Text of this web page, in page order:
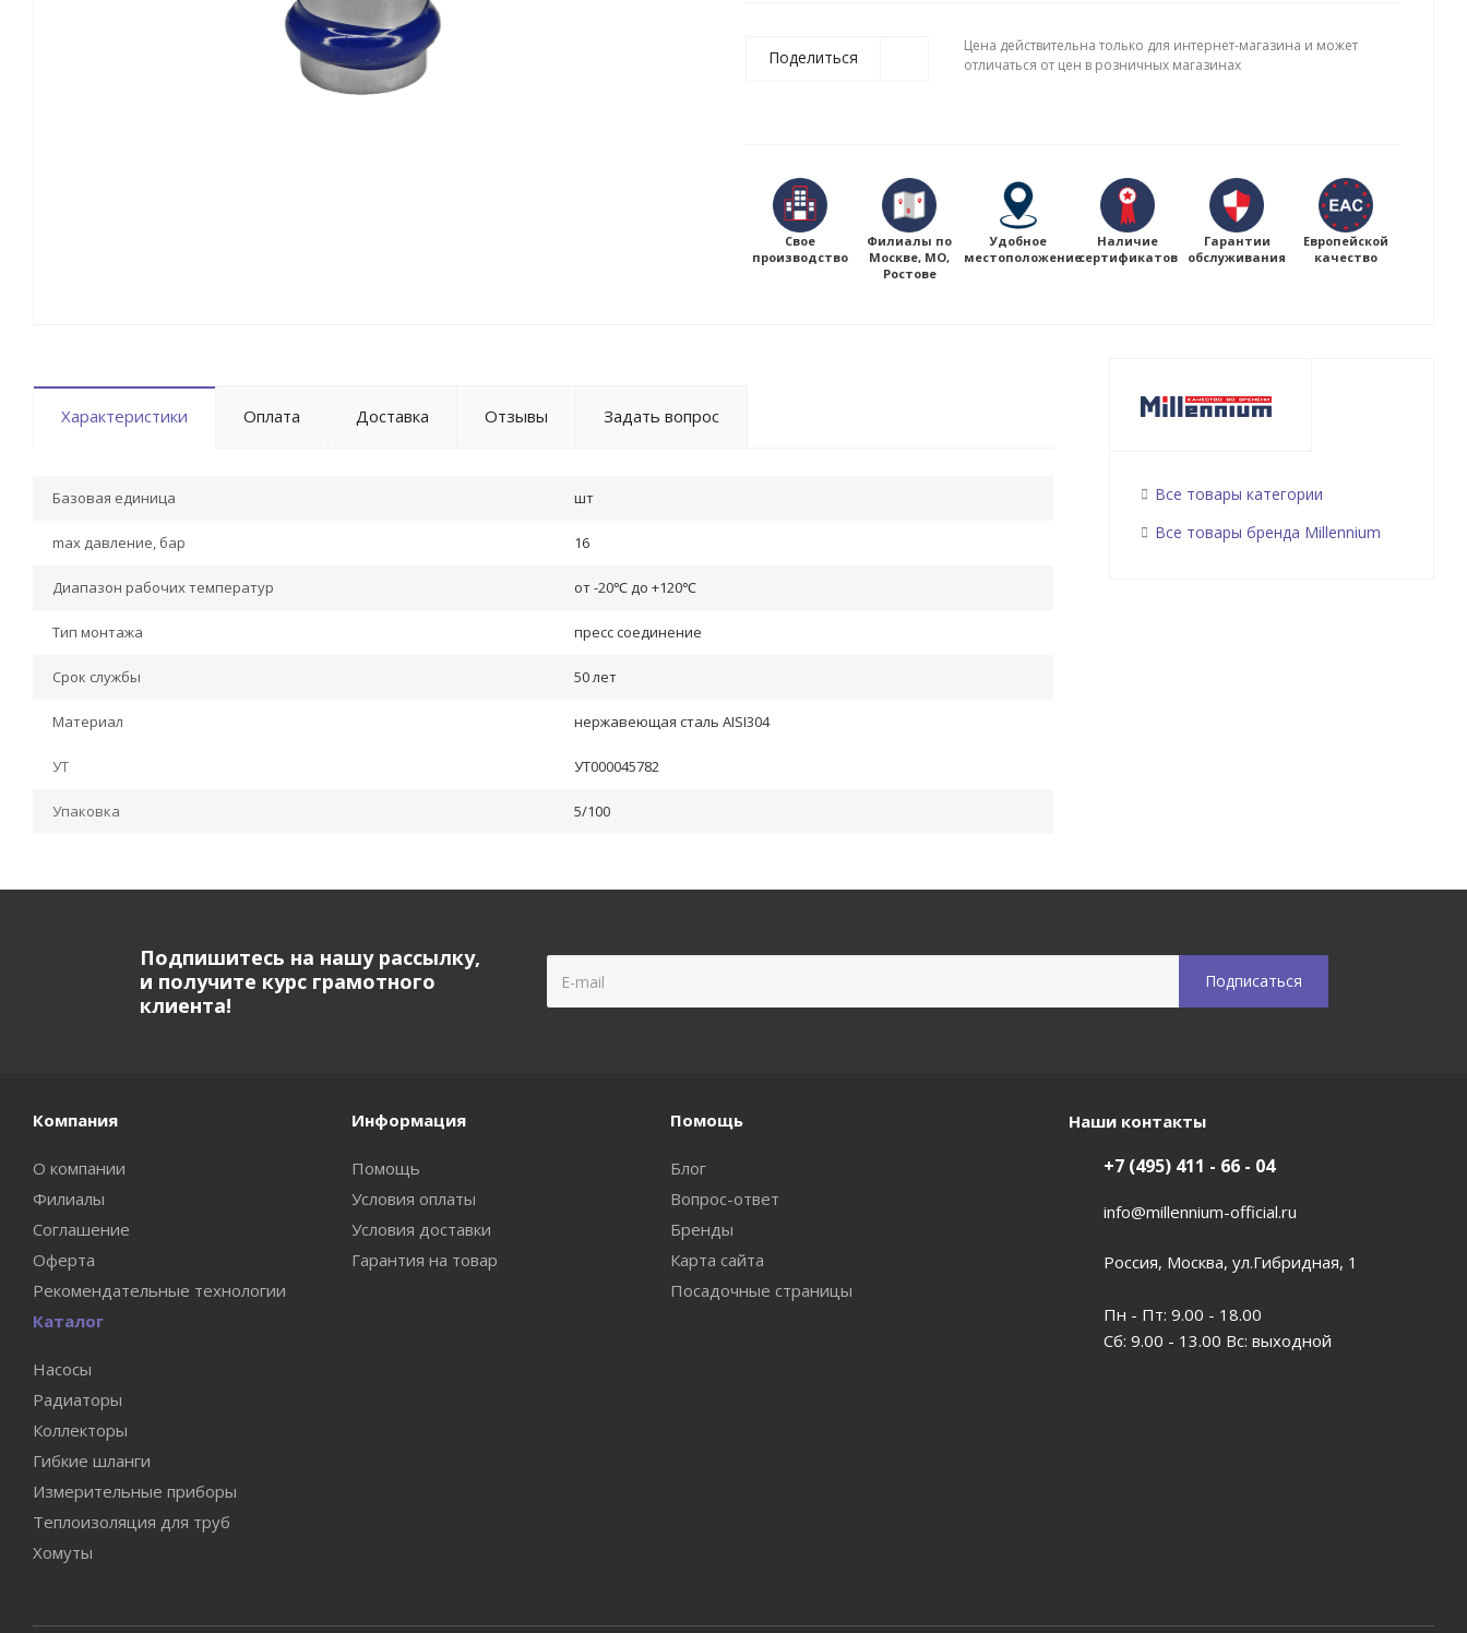
Поделиться
Цена действительна только для интернет-магазина и может
отличаться от цен в розничных магазинах
Свое
производство
Филиалы по
Москве, МО,
Ростове
Удобное
местоположение
Наличие
сертификатов
Гарантии
обслуживания
Европейской
качество
Характеристики Оплата Доставка Отзывы Задать вопрос
Базовая единица шт
max давление, бар 16
Диапазон рабочих температур от -20℃ до +120℃
Тип монтажа пресс соединение
Срок службы 50 лет
Материал нержавеющая сталь AISI304
УТ УТ000045782
Упаковка 5/100
Все товары категории
Все товары бренда Millennium
Подпишитесь на нашу рассылку,
и получите курс грамотного
клиента!
Компания
О компании
Филиалы
Соглашение
Оферта
Рекомендательные технологии
Информация
Помощь
Условия оплаты
Условия доставки
Гарантия на товар
Помощь
Блог
Вопрос-ответ
Бренды
Карта сайта
Посадочные страницы
Каталог
Насосы
Радиаторы
Коллекторы
Гибкие шланги
Измерительные приборы
Теплоизоляция для труб
Хомуты
Наши контакты
+7 (495) 411 - 66 - 04
info@millennium-official.ru
Россия, Москва, ул.Гибридная, 1
Пн - Пт: 9.00 - 18.00
Сб: 9.00 - 13.00 Вс: выходной